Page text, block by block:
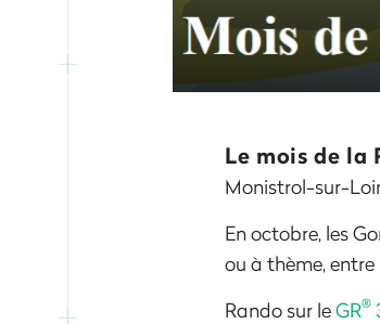
Le mois de la
Monistrol-sur-
En octobre, les
ou à thème,
Rando sur leGR®